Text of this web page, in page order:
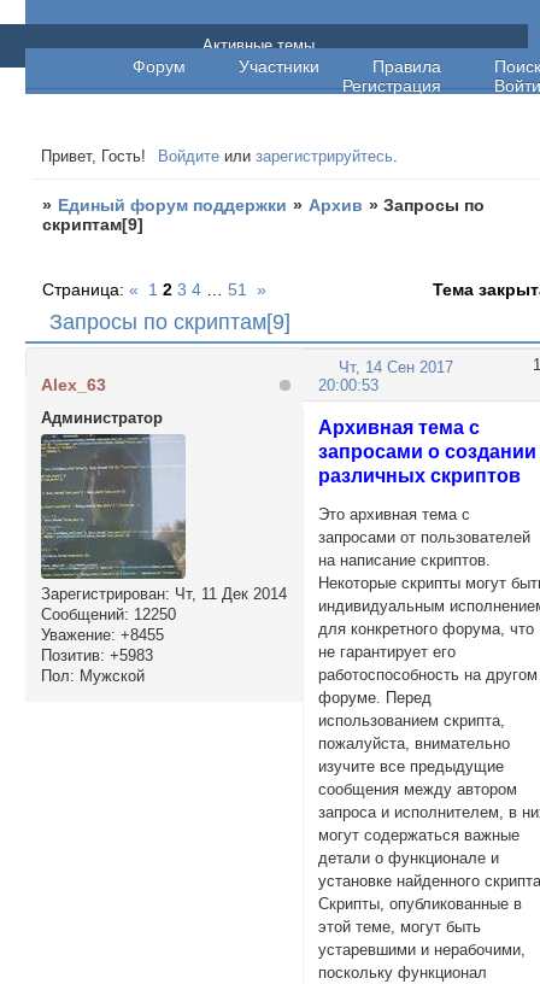
Единый форум поддержки
Форум Участники Правила
Поиск
Регистрация
Войти
Активные темы
Привет, Гость! Войдите илизарегистрируйтесь.
» Единый форум поддержки » Архив »Запросы по
скриптам[9]
Запросы по скриптам[9]
Страница:« 1 2 3 4 51 » Тема
1
Чт, 14 Сен 2017
20:00:53
Alex_63
Администратор
Зарегистрирован: Чт, 11 Дек 2014
Сообщений: 12250
Уважение: +8455
Позитив: +5983
Пол: Мужской
Архивная тема с
запросами о создании
различных скриптов
Это архивная тема с
запросами от пользователей
на написание скриптов.
Некоторые скрипты могут
индивидуальным
для конкретного форума, что
не гарантирует его
работоспособность на другом
форуме. Перед
использованием скрипта,
пожалуйста, внимательно
изучите все предыдущие
сообщения между автором
запроса и исполнителем, в
могут содержаться важные
детали о функционале и
установке найденного
Скрипты, опубликованные в
этой теме, могут быть
устаревшими и нерабочими,
поскольку функционал